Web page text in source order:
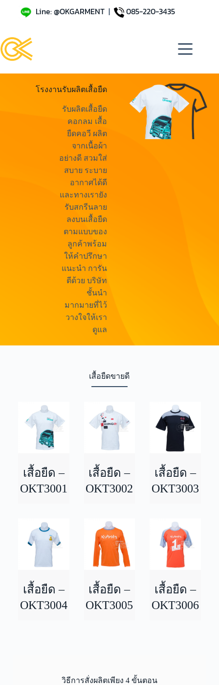
Line: @OKGARMENT| 085-220-3435
โรงงานรับผลิตเสื้อยืด
รับผลิตเสื้อยืด
คอกลม เสื้อ
ยืดคอวี ผลิต
จากเนื้อผ้า
อย่างดี สวมใส่
สบาย ระบาย
อากาศได้ดี
และทางเรายัง
รับสกรีนลาย
ลงบนเสื้อยืด
ตามแบบของ
ลูกค้าพร้อม
ให้คำปรึกษา
แนะนำ การัน
ตีด้วย บริษัท
ชั้นนำ
มากมายที่ไว้
วางใจให้เรา
ดูแล
เสื้อยืดขายดี
เสื้อยืด –
OKT3001
เสื้อยืด –
OKT3002
เสื้อยืด –
OKT3003
เสื้อยืด –
OKT3004
เสื้อยืด –
OKT3005
เสื้อยืด –
OKT3006
วิธีการสั่งผลิตเพียง 4 ขั้นตอน